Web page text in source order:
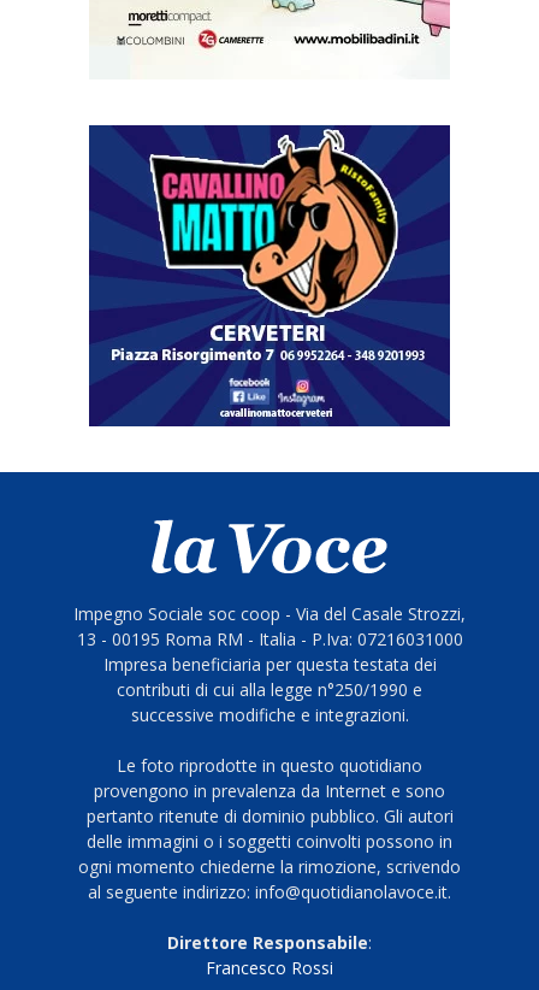
Impegno Sociale soc coop - Via del Casale Strozzi,
13 - 00195 Roma RM - Italia - P.Iva: 07216031000
Impresa beneficiaria per questa testata dei
contributi di cui alla legge n°250/1990 e
successive modifiche e integrazioni.
Le foto riprodotte in questo quotidiano
provengono in prevalenza da Internet e sono
pertanto ritenute di dominio pubblico. Gli autori
delle immagini o i soggetti coinvolti possono in
ogni momento chiederne la rimozione, scrivendo
al seguente indirizzo: info@quotidianolavoce.it.
Direttore Responsabile:
Francesco Rossi